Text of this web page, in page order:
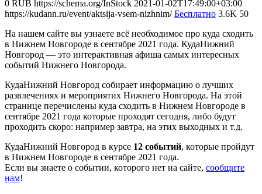
0 RUB https://schema.org/InStock 2021-01-02T17:49:00+03:00
https://kudann.ru/event/aktsija-vsem-nizhnim/ Бесплатно 3.6K 50
На нашем сайте вы узнаете всё необходимое про куда сходить
в Нижнем Новгороде в сентябре 2021 года. КудаНижний
Новгород — это интерактивная афиша самых интересных
событий Нижнего Новгорода.
КудаНижний Новгород собирает информацию о лучших
развлечениях и мероприятих Нижнего Новгорода. На этой
странице перечислены куда сходить в Нижнем Новгороде в
сентябре 2021 года которые проходят сегодня, либо будут
проходить скоро: например завтра, на этих выходных и т.д.
КудаНижний Новгород в курсе 12 событий, которые пройдут
в Нижнем Новгороде в сентябре 2021 года.
Если вы знаете о событии, которого нет на сайте, сообщите
нам!